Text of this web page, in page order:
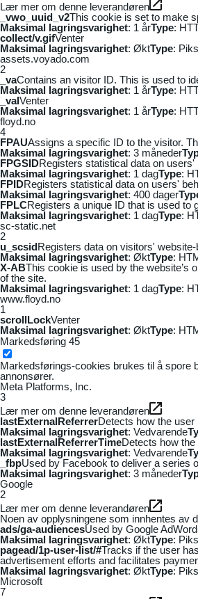
Lær mer om denne leverandøren
_vwo_uuid_v2This cookie is set to make
Maksimal lagringsvarighet: 1 årType:
collect/v.gifVenter
Maksimal lagringsvarighet: ØktType:
assets.voyado.com
2
_vaContains an visitor ID. This is used to
Maksimal lagringsvarighet: 1 årType:
_vaIVenter
Maksimal lagringsvarighet: 1 årType:
floyd.no
4
FPAUAssigns a specific ID to the visitor.
Maksimal lagringsvarighet: 3 måneder
FPGSIDRegisters statistical data on
Maksimal lagringsvarighet: 1 dagType:
FPIDRegisters statistical data on users'
Maksimal lagringsvarighet: 400 dager
FPLCRegisters a unique ID that is used to
Maksimal lagringsvarighet: 1 dagType:
sc-static.net
2
u_scsidRegisters data on visitors'
Maksimal lagringsvarighet: ØktType:
X-ABThis cookie is used by the website’s
of the site.
Maksimal lagringsvarighet: 1 dagType:
www.floyd.no
1
scrollLockVenter
Maksimal lagringsvarighet: ØktType:
Markedsføring 45
Markedsførings-cookies brukes til å spore
annonsører.
Meta Platforms, Inc.
3
Lær mer om denne leverandøren
lastExternalReferrerDetects how the
Maksimal lagringsvarighet: Vedvarende
lastExternalReferrerTimeDetects how
Maksimal lagringsvarighet: Vedvarende
_fbpUsed by Facebook to deliver a series
Maksimal lagringsvarighet: 3 måneder
Google
2
Lær mer om denne leverandøren
Noen av opplysningene som innhentes av
ads/ga-audiencesUsed by Google
Maksimal lagringsvarighet: ØktType:
pagead/1p-user-list/#Tracks if the user
advertisement efforts and facilitates
Maksimal lagringsvarighet: ØktType:
Microsoft
7